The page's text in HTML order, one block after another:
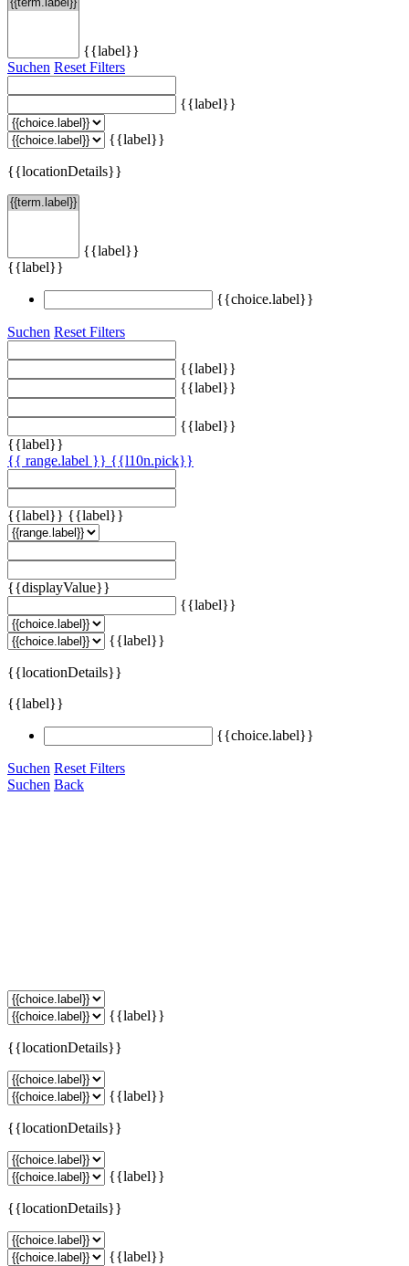
{{label}}
Suchen Reset Filters
{{label}}
{{label}}
{{locationDetails}}
{{label}}
{{label}}
{{choice.label}}
Suchen Reset Filters
{{label}}
{{label}}
{{label}}
{{label}}
{{ range.label }} {{l10n.pick}}
{{label}} {{label}}
{{displayValue}}
{{label}}
{{label}}
{{locationDetails}}
{{label}}
{{choice.label}}
Suchen Reset Filters
Suchen Back
{{label}}
{{locationDetails}}
{{label}}
{{locationDetails}}
{{label}}
{{locationDetails}}
{{label}}